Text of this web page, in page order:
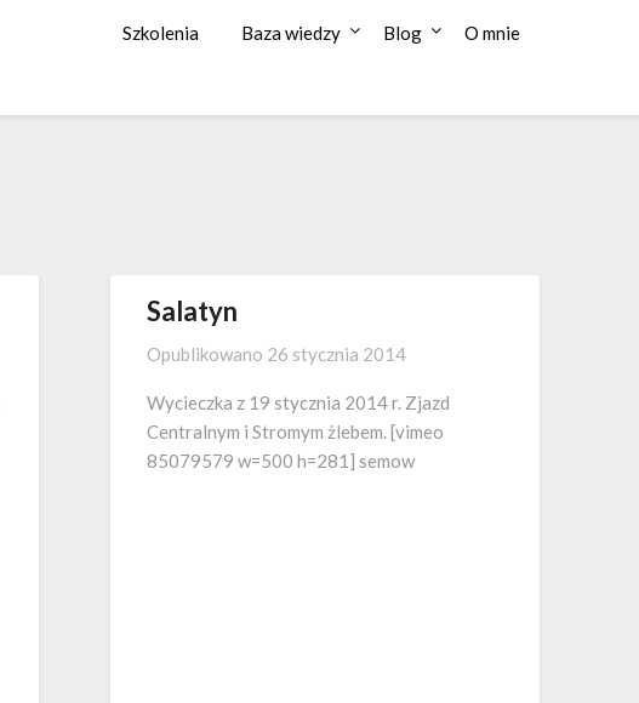
Szkolenia Baza wiedzy Blog O mnie
Salatyn
Opublikowano 26 stycznia 2014
Wycieczka z 19 stycznia 2014 r. Zjazd
Centralnym i Stromym żlebem. [vimeo
85079579 w=500 h=281] semow